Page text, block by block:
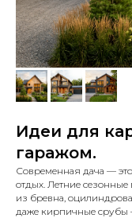
Идеи для
гаражом.
Современная дача —
отдых. Летние сезонные
из бревна,
даже кирпичные срубы